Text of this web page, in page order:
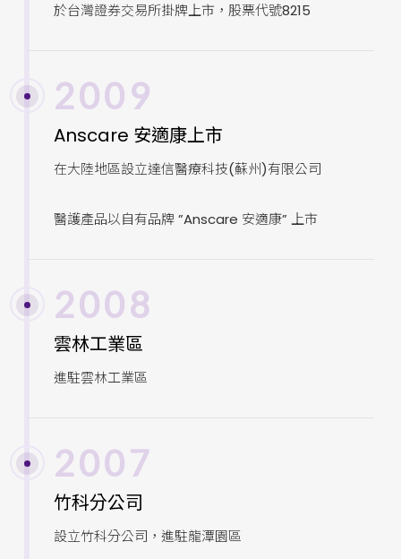
於台灣證券交易所掛牌上市，股票代號8215
2009
Anscare 安適康上市
在大陸地區設立達信醫療科技(蘇州)有限公司
醫護產品以自有品牌 ”Anscare 安適康” 上市
2008
雲林工業區
進駐雲林工業區
2007
竹科分公司
設立竹科分公司，進駐龍潭園區